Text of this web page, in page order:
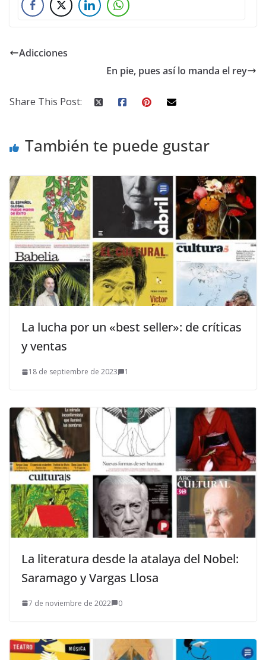
Adicciones
En pie, pues así lo manda el rey
Share This Post:
También te puede gustar
La lucha por un «best seller»: de críticas
y ventas
18 de septiembre de 2023 1
La literatura desde la atalaya del Nobel:
Saramago y Vargas Llosa
7 de noviembre de 2022 0